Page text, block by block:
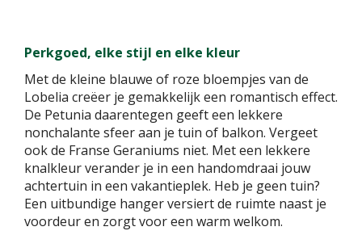
Perkgoed, elke stijl en elke kleur
Met de kleine blauwe of roze bloempjes van de
Lobelia creëer je gemakkelijk een romantisch effect.
De Petunia daarentegen geeft een lekkere
nonchalante sfeer aan je tuin of balkon. Vergeet
ook de Franse Geraniums niet. Met een lekkere
knalkleur verander je in een handomdraai jouw
achtertuin in een vakantieplek. Heb je geen tuin?
Een uitbundige hanger versiert de ruimte naast je
voordeur en zorgt voor een warm welkom.